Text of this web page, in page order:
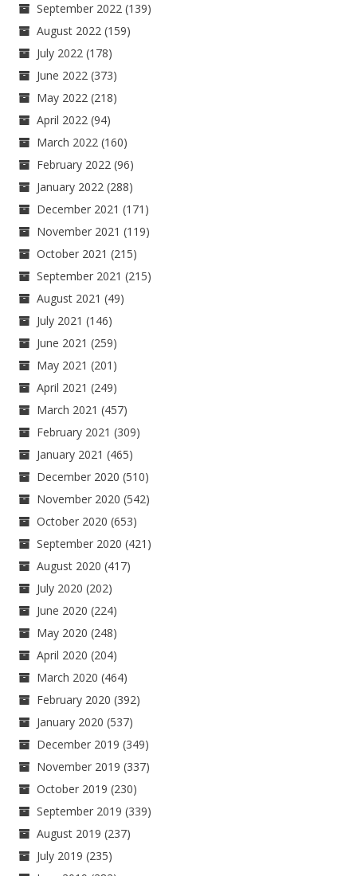
September 2022 (139)
August 2022 (159)
July 2022 (178)
June 2022 (373)
May 2022 (218)
April 2022 (94)
March 2022 (160)
February 2022 (96)
January 2022 (288)
December 2021 (171)
November 2021 (119)
October 2021 (215)
September 2021 (215)
August 2021 (49)
July 2021 (146)
June 2021 (259)
May 2021 (201)
April 2021 (249)
March 2021 (457)
February 2021 (309)
January 2021 (465)
December 2020 (510)
November 2020 (542)
October 2020 (653)
September 2020 (421)
August 2020 (417)
July 2020 (202)
June 2020 (224)
May 2020 (248)
April 2020 (204)
March 2020 (464)
February 2020 (392)
January 2020 (537)
December 2019 (349)
November 2019 (337)
October 2019 (230)
September 2019 (339)
August 2019 (237)
July 2019 (235)